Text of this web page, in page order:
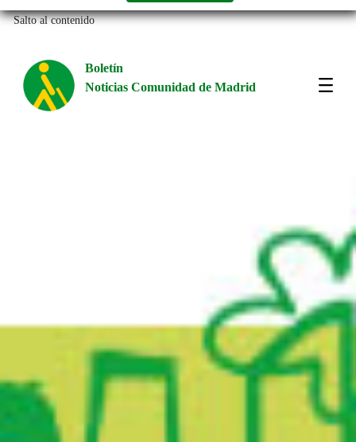
Salto al contenido
Boletín
Noticias Comunidad de Madrid